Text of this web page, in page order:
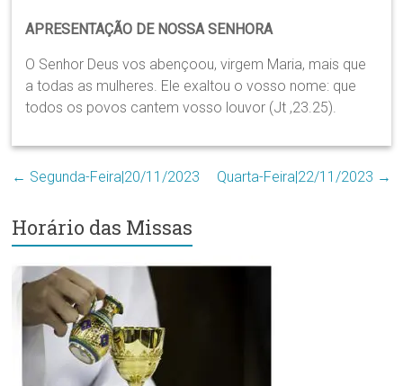
Retiro
APRESENTAÇÃO DE NOSSA SENHORA
O Senhor Deus vos abençoou, virgem Maria, mais que
a todas as mulheres. Ele exaltou o vosso nome: que
todos os povos cantem vosso louvor (Jt ,23.25).
← Segunda-Feira|20/11/2023 Quarta-Feira|22/11/2023 →
Horário das Missas